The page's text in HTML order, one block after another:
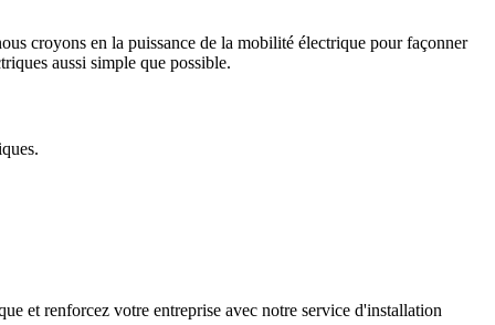
croyons en la puissance de la mobilité électrique pour façonner
aussi simple que possible.
et renforcez votre entreprise avec notre service d'installation